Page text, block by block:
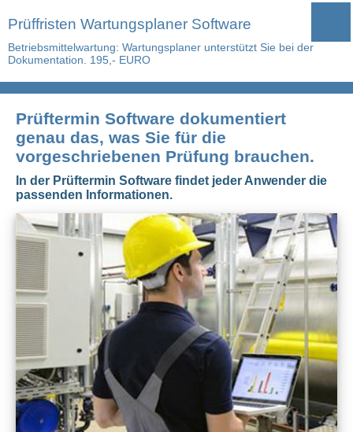
Prüffristen Wartungsplaner Software
Betriebsmittelwartung: Wartungsplaner unterstützt Sie bei der
Dokumentation. 195,- EURO
Prüftermin Software dokumentiert
genau das, was Sie für die
vorgeschriebenen Prüfung brauchen.
In der Prüftermin Software findet jeder Anwender die
passenden Informationen.